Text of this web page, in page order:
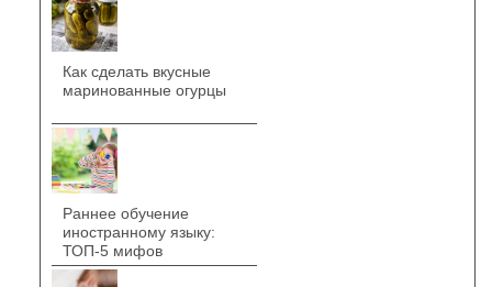
Как сделать вкусные
маринованные огурцы
Раннее обучение
иностранному языку:
ТОП-5 мифов